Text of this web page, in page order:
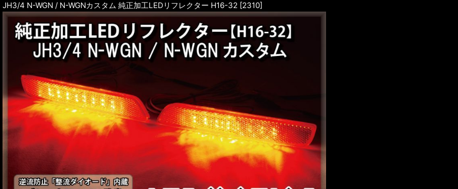
JH3/4 N-WGN / N-WGNカスタム 純正加工LEDリフレクター H16-32 [2310]